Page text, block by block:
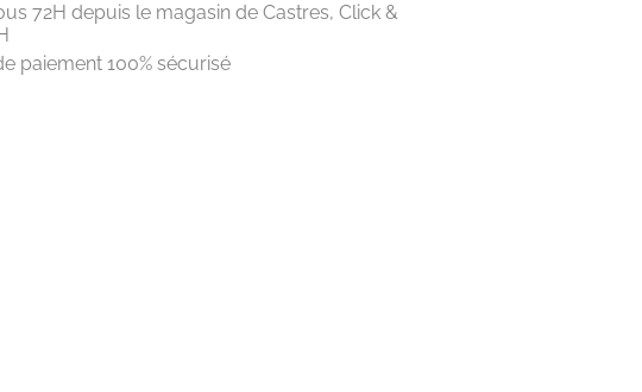
72H depuis le magasin de Castres, Click &
paiement 100% sécurisé